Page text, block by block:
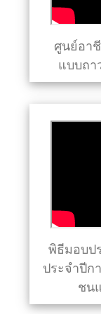
ศูนย์อา
แบบถา
พิธีมอบป
ประจำปีก
ชน